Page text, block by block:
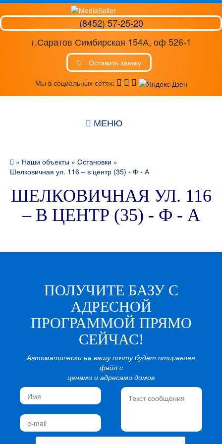
(8452) 57-25-20
г.Саратов Симбирская 154А, оф 526-1
Оставить заявку
Мы в социальных сетях:
МЕНЮ
» Наши объекты » Остановки »
Шелковичная ул. 116 – в центр (35) - Ф - А
ШЕЛКОВИЧНАЯ УЛ. 116
– В ЦЕНТР (35) - Ф - А
ПОЛУЧИТЕ БАЗУ С
АДРЕСНОЙ
ПРОГРАММОЙ ПРЯМО
СЕЙЧАС!
Автоматически на вашу почту будет отправлен
файл с
ценами и адресами домов